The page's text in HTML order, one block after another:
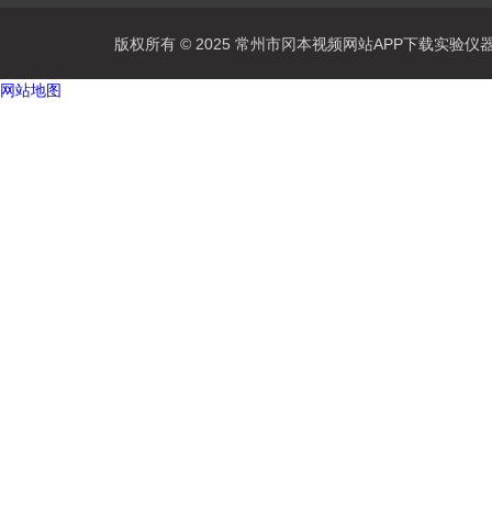
版权所有 © 2025 常州市冈本视频网站APP下载实验
网站地图